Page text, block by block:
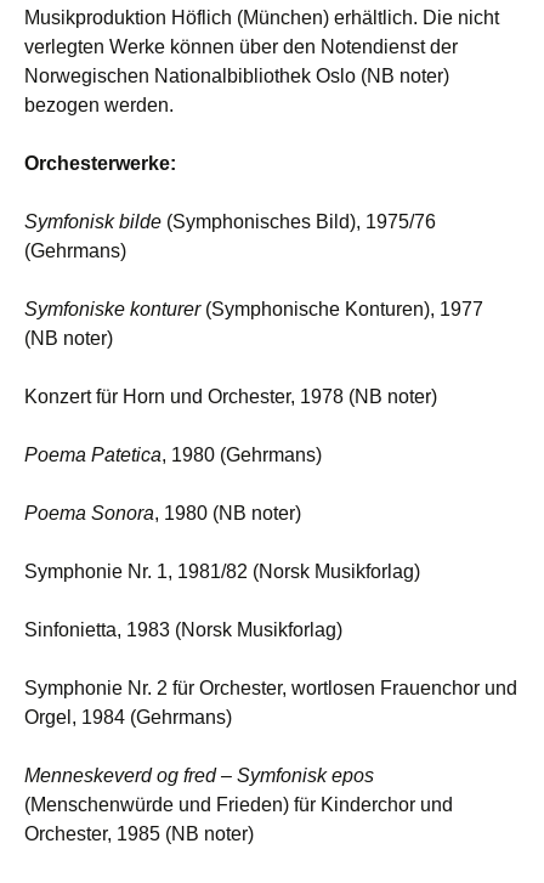
Musikproduktion Höflich (München) erhältlich. Die nicht
verlegten Werke können über den Notendienst der
Norwegischen Nationalbibliothek Oslo (NB noter)
bezogen werden.
Orchesterwerke:
Symfonisk bilde (Symphonisches Bild), 1975/76
(Gehrmans)
Symfoniske konturer(Symphonische Konturen), 1977
(NB noter)
Konzert für Horn und Orchester, 1978 (NB noter)
Poema Patetica, 1980 (Gehrmans)
Poema Sonora, 1980 (NB noter)
Symphonie Nr. 1, 1981/82 (Norsk Musikforlag)
Sinfonietta, 1983 (Norsk Musikforlag)
Symphonie Nr. 2 für Orchester, wortlosen Frauenchor und
Orgel, 1984 (Gehrmans)
Menneskeverd og fred – Symfonisk epos
(Menschenwürde und Frieden) für Kinderchor und
Orchester, 1985 (NB noter)